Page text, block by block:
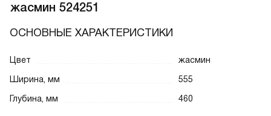
жасмин 524251
ОСНОВНЫЕ ХАРАКТЕРИСТИКИ
Цвет
жасмин
Ширина, мм
555
Глубина, мм
460